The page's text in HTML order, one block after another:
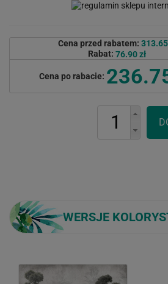
Cena przed rabatem: 313.65
Rabat: 76.90 zł
Cena po rabacie:
WERSJE